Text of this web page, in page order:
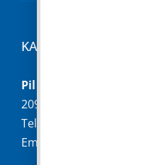
KAPCSOLAT
Pilisborosjenő
2097 Pilisborosjenő,
Telefon:
Email: